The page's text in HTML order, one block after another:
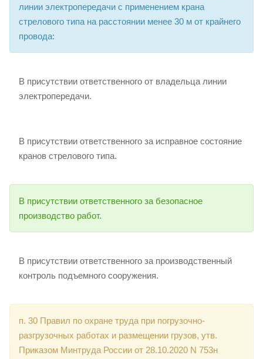
линии электропередачи с применением крана
стрелового типа на расстоянии менее 30 м от крайнего
провода:
В присутствии ответственного от владельца линии
электропередачи.
В присутствии ответственного за исправное состояние
кранов стрелового типа.
В присутствии ответственного за безопасное
производство работ.
В присутствии ответственного за производственный
контроль подъемного сооружения.
п. 30 Правил по охране труда при погрузочно-
разгрузочных работах и размещении грузов, утв.
Приказом Минтруда России от 28.10.2020 N 753н